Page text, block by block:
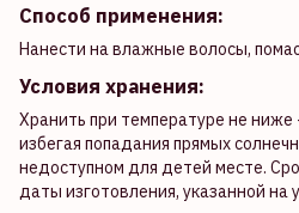
Способ применения:
Нанести на влажные волосы,
Условия хранения:
Хранить при температуре не
избегая попадания прямых
недоступном для детей месте.
даты изготовления, указанной на